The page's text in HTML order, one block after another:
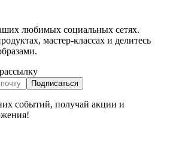
любимых социальных сетях.
мастер-классах и делитесь
Подписаться
событий, получай акции и